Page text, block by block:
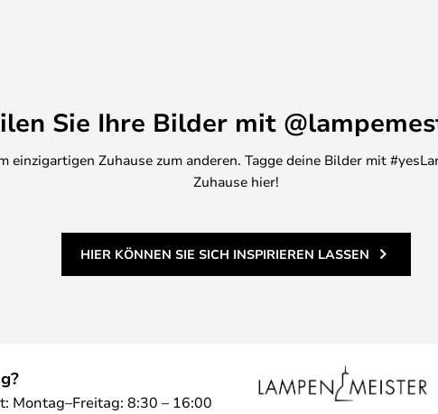
Sie Ihre Bilder mit
einzigartigen Zuhause zum anderen. Tagge deine Bilder mit
Zuhause hier!
HIER KÖNNEN SIE SICH INSPIRIEREN LASSEN
Montag–Freitag: 8:30 – 16:00